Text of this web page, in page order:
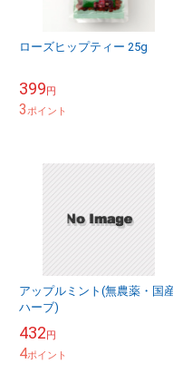
ローズヒップティー 25g
399円
3ポイント
アップルミント(無農薬・国
ハーブ)
432円
4ポイント